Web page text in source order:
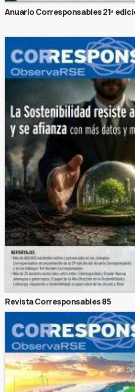
Anuario Corresponsables 21ª
Revista Corresponsables 85